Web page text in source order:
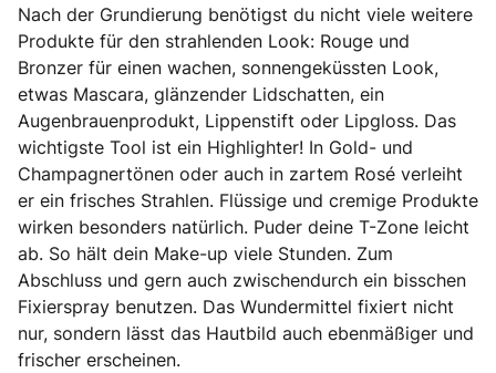
Nach der Grundierung benötigst du nicht viele weitere
Produkte für den strahlenden Look: Rouge und
Bronzer für einen wachen, sonnengeküssten Look,
etwas Mascara, glänzender Lidschatten, ein
Augenbrauenprodukt, Lippenstift oder Lipgloss. Das
wichtigste Tool ist ein Highlighter! In Gold- und
Champagnertönen oder auch in zartem Rosé verleiht
er ein frisches Strahlen. Flüssige und cremige Produkte
wirken besonders natürlich. Puder deine T-Zone leicht
ab. So hält dein Make-up viele Stunden. Zum
Abschluss und gern auch zwischendurch ein bisschen
Fixierspray benutzen. Das Wundermittel fixiert nicht
nur, sondern lässt das Hautbild auch ebenmäßiger und
frischer erscheinen.